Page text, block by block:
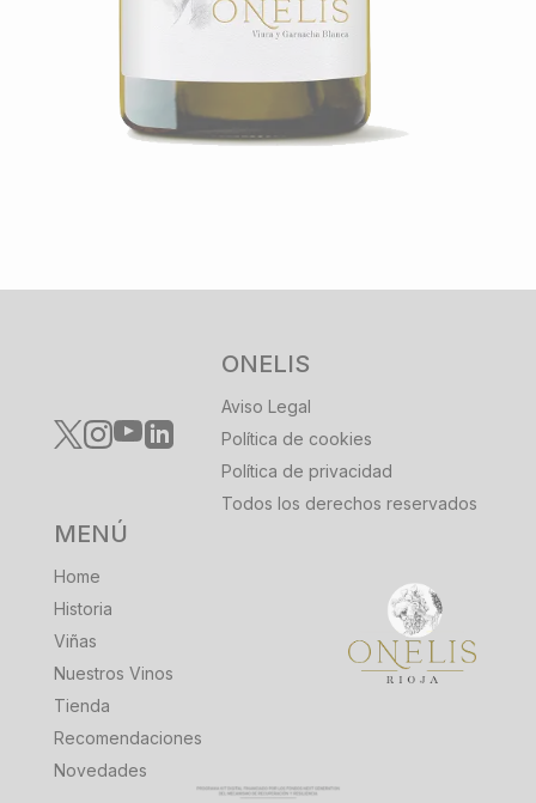
ONELIS
Aviso Legal
Política de cookies
Política de privacidad
Todos los derechos reservados
MENÚ
Home
Historia
Viñas
Nuestros Vinos
Tienda
Recomendaciones
Novedades